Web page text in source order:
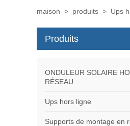
maison > produits > Ups
Produits
ONDULEUR SOLAIRE
RÉSEAU
Ups hors ligne
Supports de montage en